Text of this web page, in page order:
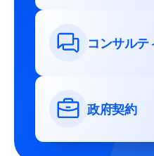
コンサルテ
政府契約